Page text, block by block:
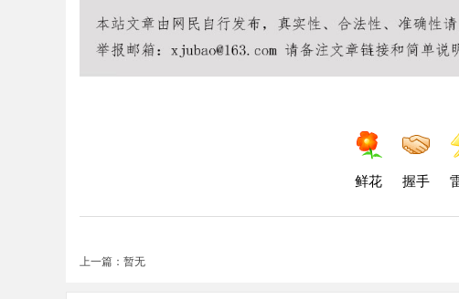
鲜花 握手
上一篇：暂无